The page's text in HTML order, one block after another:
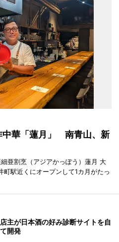
中華「蓮月」 南青山、新
亜割烹（アジアかっぽう）蓮月 大
駅近くにオープンして1カ月がたっ
主が日本酒の好み診断サイトを自
開発